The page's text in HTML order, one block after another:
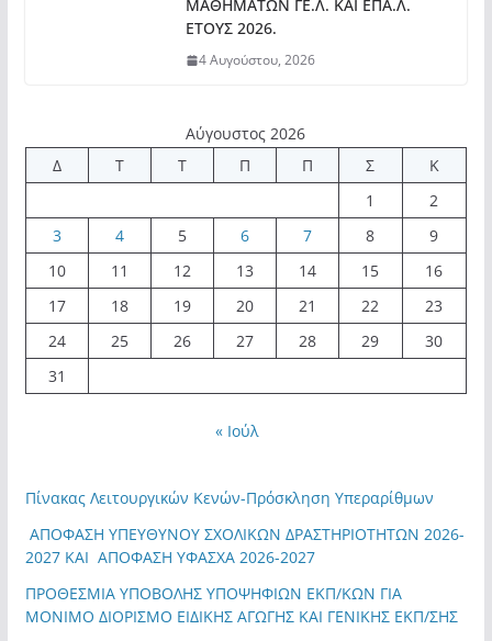
ΜΑΘΗΜΑΤΩΝ ΓΕ.Λ. ΚΑΙ ΕΠΑ.Λ.
ΕΤΟΥΣ 2026.
4 Αυγούστου, 2026
Αύγουστος 2026
Δ
Τ Τ Π Π Σ
Κ
1
2
3
4 5 6 7 8
9
10
11 12 13 14 15
16
17
18 19 20 21 22
23
24
25 26 27 28 29
30
31
« Ιούλ
Πίνακας Λειτουργικών Κενών-Πρόσκληση Υπεραρίθμων
ΑΠΟΦΑΣΗ ΥΠΕΥΘΥΝΟΥ ΣΧΟΛΙΚΩΝ ΔΡΑΣΤΗΡΙΟΤΗΤΩΝ 2026-
2027 ΚΑΙ ΑΠΟΦΑΣΗ ΥΦΑΣΧΑ 2026-2027
ΠΡΟΘΕΣΜΙΑ ΥΠΟΒΟΛΗΣ ΥΠΟΨΗΦΙΩΝ ΕΚΠ/ΚΩΝ ΓΙΑ
ΜΟΝΙΜΟ ΔΙΟΡΙΣΜΟ ΕΙΔΙΚΗΣ ΑΓΩΓΗΣ ΚΑΙ ΓΕΝΙΚΗΣ ΕΚΠ/ΣΗΣ